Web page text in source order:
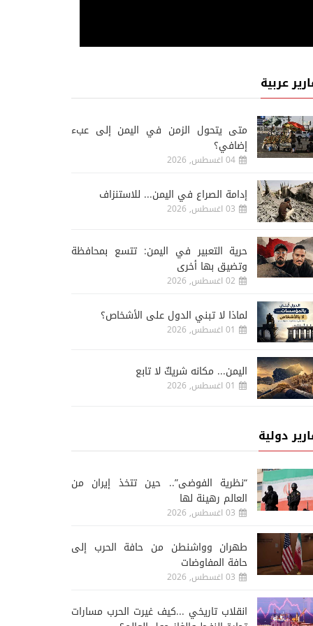
عربية
متى يتحول الزمن في اليمن إلى عبء
إضافي؟
04 اغسطس, 2026
إدامة الصراع في اليمن... للاستنزاف
03 اغسطس, 2026
حرية التعبير في اليمن: تتسع بمحافظة
وتضيق بها أخرى
02 اغسطس, 2026
لماذا لا تبني الدول على الأشخاص؟
01 اغسطس, 2026
اليمن... مكانه شريكٌ لا تابع
01 اغسطس, 2026
دولية
“نظرية الفوضى”.. حين تتخذ إيران من
العالم رهينة لها
03 اغسطس, 2026
طهران وواشنطن من حافة الحرب إلى
حافة المفاوضات
03 اغسطس, 2026
انقلاب تاريخي ...كيف غيرت الحرب مسارات